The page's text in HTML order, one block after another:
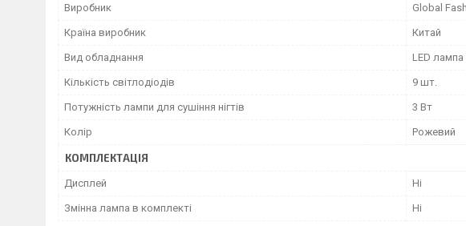
Виробник Global
Країна виробник Китай
Вид обладнання LED лампа
Кількість світлодіодів 9 шт.
Потужність лампи для сушіння нігтів 3 Вт
Колір Рожевий
КОМПЛЕКТАЦІЯ
Дисплей Ні
Змінна лампа в комплекті Ні